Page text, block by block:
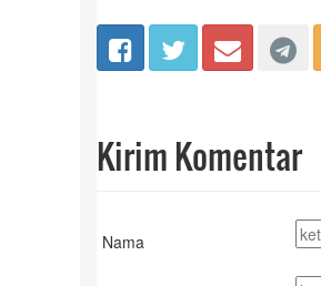
Kirim Komentar
Nama